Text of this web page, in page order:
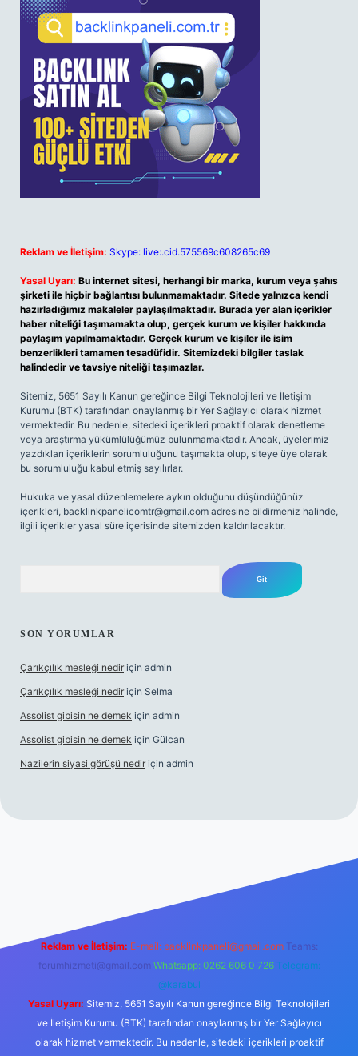
Reklam ve İletişim: Skype: live:.cid.575569c608265c69
Yasal Uyarı: Bu internet sitesi, herhangi bir marka, kurum veya şahıs
şirketi ile hiçbir bağlantısı bulunmamaktadır. Sitede yalnızca kendi
hazırladığımız makaleler paylaşılmaktadır. Burada yer alan içerikler
haber niteliği taşımamakta olup, gerçek kurum ve kişiler hakkında
paylaşım yapılmamaktadır. Gerçek kurum ve kişiler ile isim
benzerlikleri tamamen tesadüfidir. Sitemizdeki bilgiler taslak
halindedir ve tavsiye niteliği taşımazlar.
Sitemiz, 5651 Sayılı Kanun gereğince Bilgi Teknolojileri ve İletişim
Kurumu (BTK) tarafından onaylanmış bir Yer Sağlayıcı olarak hizmet
vermektedir. Bu nedenle, sitedeki içerikleri proaktif olarak denetleme
veya araştırma yükümlülüğümüz bulunmamaktadır. Ancak, üyelerimiz
yazdıkları içeriklerin sorumluluğunu taşımakta olup, siteye üye olarak
bu sorumluluğu kabul etmiş sayılırlar.
Hukuka ve yasal düzenlemelere aykırı olduğunu düşündüğünüz
içerikleri, backlinkpanelicomtr@gmail.com adresine bildirmeniz halinde,
ilgili içerikler yasal süre içerisinde sitemizden kaldırılacaktır.
SON YORUMLAR
Çarıkçılık mesleği nedir için admin
Çarıkçılık mesleği nedir için Selma
Assolist gibisin ne demek için admin
Assolist gibisin ne demek için Gülcan
Nazilerin siyasi görüşü nedir için admin
Reklam ve İletişim: E-mail: backlinkpaneli@gmail.com Teams:
forumhizmeti@gmail.com Whatsapp: 0262 606 0 726 Telegram:
@karabul
Yasal Uyarı: Sitemiz, 5651 Sayılı Kanun gereğince Bilgi Teknolojileri
ve İletişim Kurumu (BTK) tarafından onaylanmış bir Yer Sağlayıcı
olarak hizmet vermektedir. Bu nedenle, sitedeki içerikleri proaktif